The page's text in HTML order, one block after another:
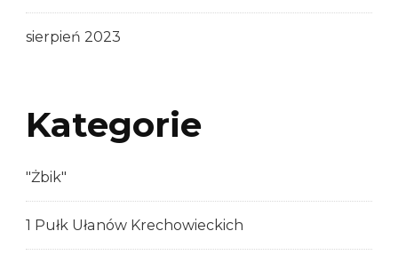
sierpień 2023
Kategorie
"Żbik"
1 Pułk Ułanów Krechowieckich